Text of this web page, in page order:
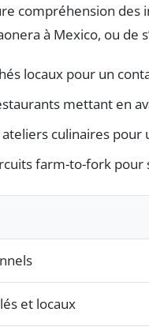
compréhension des
à Mexico, ou de
locaux pour un
mettant en
culinaires pour
farm-to-fork pour
et locaux